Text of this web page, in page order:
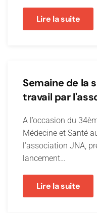
Lire la suite
Semaine de la
travail par
A l’occasion du
Médecine et Santé
l’association JNA,
lancement…
Lire la suite